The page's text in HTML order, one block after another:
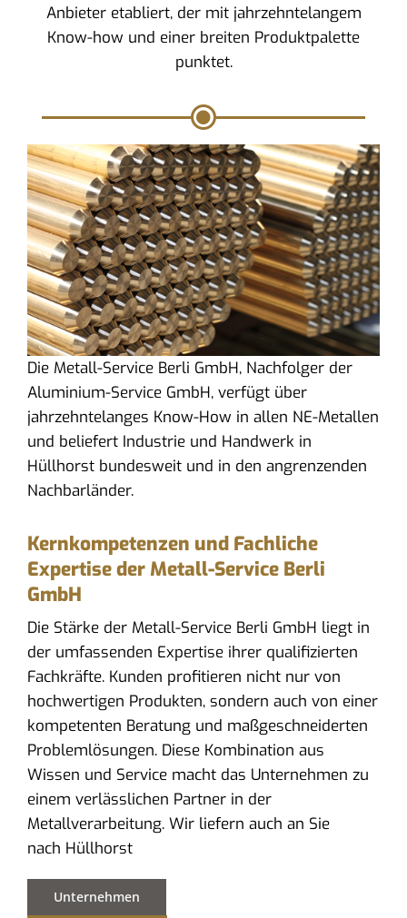
Anbieter etabliert, der mit jahrzehntelangem
Know-how und einer breiten Produktpalette
punktet.
Die Metall-Service Berli GmbH, Nachfolger der
Aluminium-Service GmbH, verfügt über
jahrzehntelanges Know-How in allen NE-Metallen
und beliefert Industrie und Handwerk in
Hüllhorst bundesweit und in den angrenzenden
Nachbarländer.
Kernkompetenzen und Fachliche
Expertise der Metall-Service Berli
GmbH
Die Stärke der Metall-Service Berli GmbH liegt in
der umfassenden Expertise ihrer qualifizierten
Fachkräfte. Kunden profitieren nicht nur von
hochwertigen Produkten, sondern auch von einer
kompetenten Beratung und maßgeschneiderten
Problemlösungen. Diese Kombination aus
Wissen und Service macht das Unternehmen zu
einem verlässlichen Partner in der
Metallverarbeitung. Wir liefern auch an Sie
nach Hüllhorst
Unternehmen